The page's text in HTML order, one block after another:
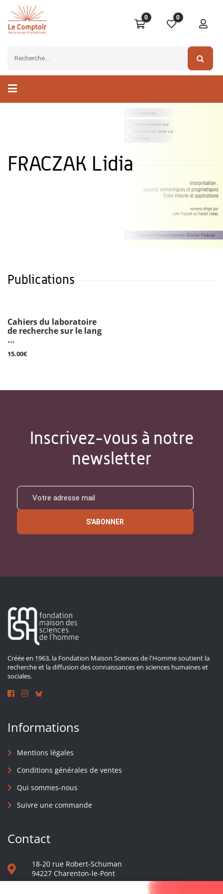
0 0
FRACZAK Lidia
Publications
Cahiers du laboratoire
de recherche sur le lang
...
15.00€
Inscrivez-vous à notre
newsletter
S'ABONNER
Créée en 1963, la Fondation Maison Sciences de l'Homme soutient la
recherche et la diffusion des connaissances en sciences humaines et
sociales.
Informations
Mentions légales
Conditions générales de ventes
Qui sommes-nous
Suivre une commande
Contact
18-20 rue Robert-Schuman
94227 Charenton-le-Pont